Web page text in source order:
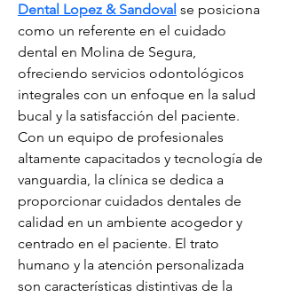
Dental Lopez & Sandoval se posiciona
como un referente en el cuidado
dental en Molina de Segura,
ofreciendo servicios odontológicos
integrales con un enfoque en la salud
bucal y la satisfacción del paciente.
Con un equipo de profesionales
altamente capacitados y tecnología de
vanguardia, la clínica se dedica a
proporcionar cuidados dentales de
calidad en un ambiente acogedor y
centrado en el paciente. El trato
humano y la atención personalizada
son características distintivas de la